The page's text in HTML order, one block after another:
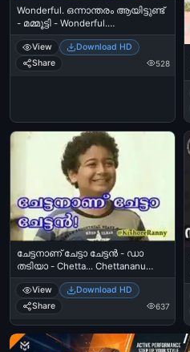
Wonderful. ഒന്നാന്തരം ആയിട്ടുണ്ട്
- മമ്മൂട്ടി - Wonderful.
Onnaanmtharam aayittund.
Mammootti Funny Expression
View
Download HD
Share
528
ചേട്ടനാണ് ചേട്ടാ ചേട്ടന്‍ - ഡാ
തടിയാ - Chetta... Chettananu
Chetta Chettan - Da Thadiya
View
Download HD
Share
637